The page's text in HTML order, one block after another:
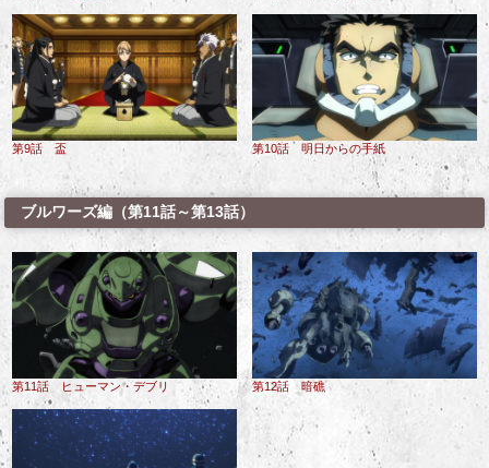
第9話 盃 第10話 明日からの手紙
ブルワーズ編（第11話～第13話）
第11話 ヒューマン・デブリ 第12話 暗礁